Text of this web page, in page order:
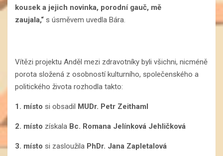
kousek a jejich novinka, porodní gauč, mě
zaujala,“ s úsměvem uvedla Bára.
Vítězi projektu Anděl mezi zdravotníky byli všichni, nicméně
porota složená z osobností kulturního, společenského a
politického života rozhodla takto:
1. místo si obsadil MUDr. Petr Zeithaml
2. místo získala Bc. Romana Jelínková Jehličková
3. místo si zasloužila PhDr. Jana Zapletalová